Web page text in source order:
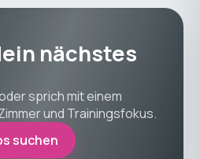
nächstes
sprich mit einem
und Trainingsfokus.
suchen